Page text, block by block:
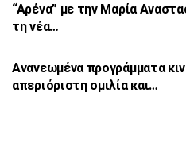
“Αρένα” με την Μαρία
τη νέα…
Ανανεωμένα προγράμματα
απεριόριστη ομιλία και…